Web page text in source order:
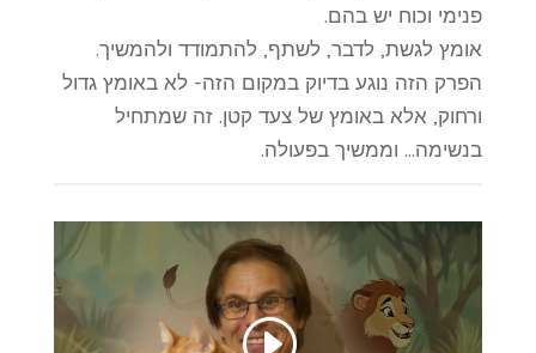
פנימי וכוח יש בהם.
אומץ לגשת, לדבר, לשתף, להתמודד ולהמשיך.
הפרק הזה נוגע בדיוק במקום הזה- לא באומץ גדול
ורחוק, אלא באומץ של צעד קטן. זה שמתחיל
בנשימה… וממשיך בפעולה.